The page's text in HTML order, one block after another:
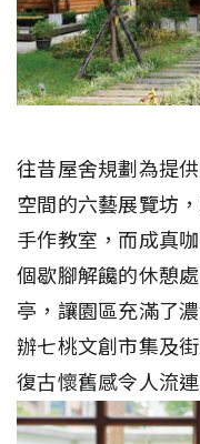
往昔屋舍規劃為提
空間的六藝展覽坊
手作教室，而成真
個歇腳解饞的休憩
亭，讓園區充滿了
辦七桃文創市集及
復古懷舊感令人流